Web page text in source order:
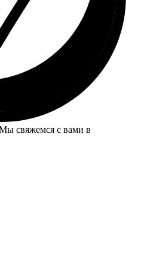
свяжемся с вами в